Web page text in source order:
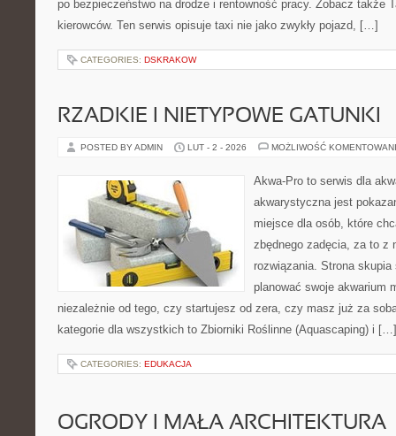
po bezpieczeństwo na drodze i rentowność pracy. Zobacz także
kierowców. Ten serwis opisuje taxi nie jako zwykły pojazd, […]
CATEGORIES: DSKRAKOW
RZADKIE I NIETYPOWE GATUNKI
POSTED BY ADMIN LUT - 2 - 2026 MOŻLIWOŚĆ
Akwa-Pro to serwis dla
akwarystyczna jest
miejsce dla osób, które
zbędnego zadęcia, za to z
rozwiązania. Strona
planować swoje akwarium
niezależnie od tego, czy startujesz od zera, czy masz już za
kategorie dla wszystkich to Zbiorniki Roślinne (Aquascaping) i […]
CATEGORIES: EDUKACJA
OGRODY I MAŁA ARCHITEKTURA